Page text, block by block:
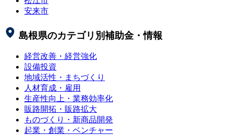
安来市
島根県のカテゴリ別補助金・情報
経営改善・経営強化
設備投資
地域活性・まちづくり
人材育成・雇用
生産性向上・業務効率化
販路開拓・販路拡大
ものづくり・新商品開発
起業・創業・ベンチャー